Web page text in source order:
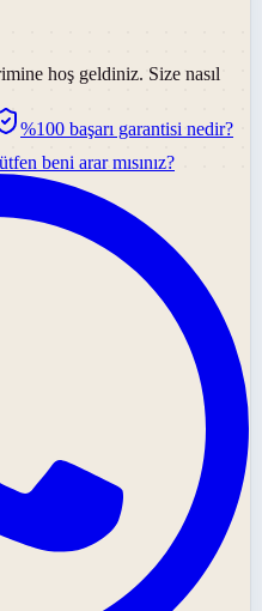
hoş geldiniz. Size nasıl
%100 başarı garantisi nedir?
beni arar mısınız?